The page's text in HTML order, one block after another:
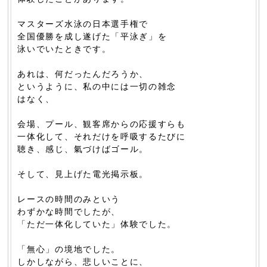
マスターズ水泳の日本選手権で
全国優勝を成し遂げた「平泳ぎ」を
泳いでいたときです。
あれは、何だったんだろうか、
というように、私の中には一切の雑念
はなく、
会場、プール、観客席からの応援すらも
一体化して、それだけを呼吸するたびに
聴き、感じ、氣づけばゴール。
そして、見上げた電光掲示板。
レースの時間のみという
わずかな時間でしたが、
「ただ一体化していた」体験でした。
「無心」の境地でした。
しかしながら、悲しいことに、